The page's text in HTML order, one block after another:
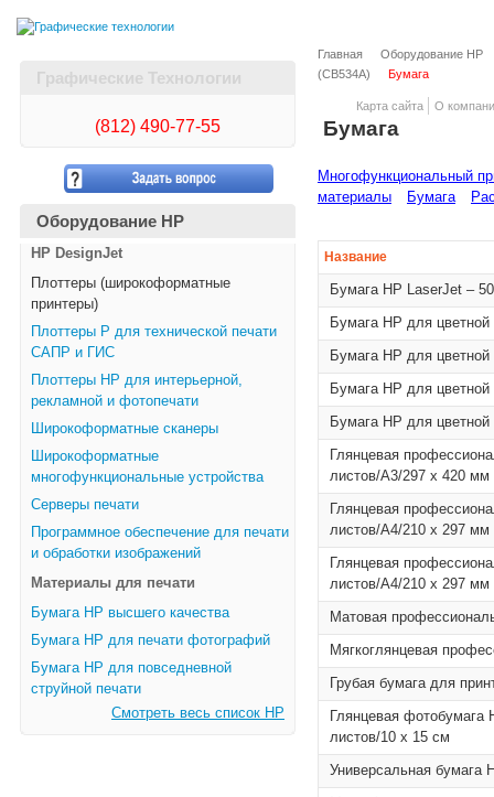
Карта сайта О
Графические Технологии
(812) 490-77-55
Оборудование HP
HP DesignJet
Плоттеры (широкоформатные
принтеры)
Плоттеры Р для технической печати
САПР и ГИС
Плоттеры НР для интерьерной,
рекламной и фотопечати
Широкоформатные сканеры
Широкоформатные
многофункциональные устройства
Серверы печати
Программное обеспечение для печати
и обработки изображений
Материалы для печати
Бумага HP высшего качества
Бумага HP для печати фотографий
Бумага HP для повседневной
струйной печати
Смотреть весь список HP
Главная
Оборудование HP
(CB534A)
Бумага
Бумага
Многофункциональный
материалы
Бумага
Название
Бумага HP LaserJet –
Бумага HP для
Бумага HP для
Бумага HP для
Бумага HP для
Глянцевая
листов/A3/297 x 420 мм
Глянцевая
листов/A4/210 x 297 мм
Глянцевая
листов/A4/210 x 297 мм
Матовая
Мягкоглянцевая
Грубая бумага для
Глянцевая
листов/10 x 15 см
Универсальная бумага